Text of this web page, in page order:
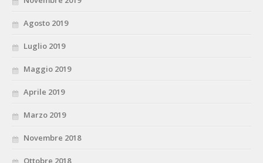
Agosto 2019
Luglio 2019
Maggio 2019
Aprile 2019
Marzo 2019
Novembre 2018
Ottobre 2018